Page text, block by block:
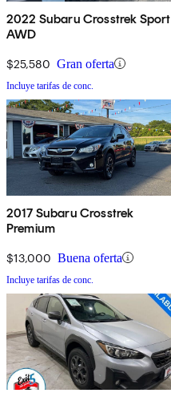
2022 Subaru Crosstrek Sport
AWD
$25,580 Gran oferta
Incluye tarifas de conc.
2017 Subaru Crosstrek
Premium
$13,000 Buena oferta
Incluye tarifas de conc.